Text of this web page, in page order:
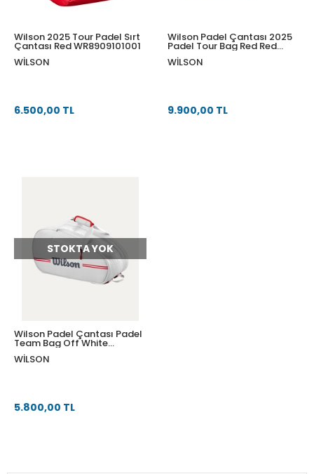
Wilson 2025 Tour Padel Sırt
Çantası Red WR8909101001
WILSON
6.500,00 TL
Wilson Padel Çantası 2025
Padel Tour Bag Red Red
WR8909001001
WILSON
9.900,00 TL
STOKTA YOK
Wilson Padel Çantası Padel
Team Bag Off White
WR8908702001
WILSON
5.800,00 TL